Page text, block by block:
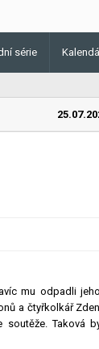
série
25.07.2026
mu odpadli
a čtyřkolkář
Taková